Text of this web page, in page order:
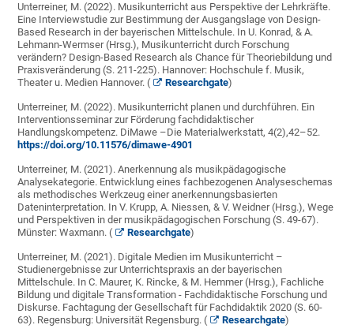
Unterreiner, M. (2022). Musikunterricht aus Perspektive der Lehrkräfte.
Eine Interviewstudie zur Bestimmung der Ausgangslage von Design-
Based Research in der bayerischen Mittelschule. In U. Konrad, & A.
Lehmann-Wermser (Hrsg.), Musikunterricht durch Forschung
verändern? Design-Based Research als Chance für Theoriebildung und
Praxisveränderung (S. 211-225). Hannover: Hochschule f. Musik,
Theater u. Medien Hannover. (
Researchgate)
Unterreiner, M. (2022). Musikunterricht planen und durchführen. Ein
Interventionsseminar zur Förderung fachdidaktischer
Handlungskompetenz. DiMawe –Die Materialwerkstatt, 4(2),42–52.
https://doi.org/10.11576/dimawe-4901
Unterreiner, M. (2021). Anerkennung als musikpädagogische
Analysekategorie. Entwicklung eines fachbezogenen Analyseschemas
als methodisches Werkzeug einer anerkennungsbasierten
Dateninterpretation. In V. Krupp, A. Niessen, & V. Weidner (Hrsg.), Wege
und Perspektiven in der musikpädagogischen Forschung (S. 49-67).
Münster: Waxmann. (
Researchgate)
Unterreiner, M. (2021). Digitale Medien im Musikunterricht –
Studienergebnisse zur Unterrichtspraxis an der bayerischen
Mittelschule. In C. Maurer, K. Rincke, & M. Hemmer (Hrsg.), Fachliche
Bildung und digitale Transformation - Fachdidaktische Forschung und
Diskurse. Fachtagung der Gesellschaft für Fachdidaktik 2020 (S. 60-
63). Regensburg: Universität Regensburg. (
Researchgate)